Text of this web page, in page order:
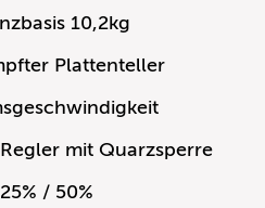
10,2kg
Plattenteller
mit Quarzsperre
/ 50%